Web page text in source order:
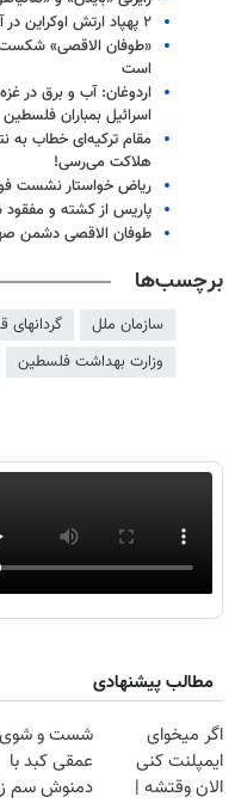
۲ پهپاد ارتش اوکراین در آسمان «بریانسک» روسیه منهدم شد
«طوفان الاقصی» شکست
است
اردوغان: آب و برق در
اسرائیل بمباران
مقام ترکیه‌ای خطاب به
هلاکت می‌رسی!
ریاض خواستار نشست
پاریس از کشته و مفقود شدن ۲۸ صهیونیست
طوفان الاقصی دشمن
برچسب‌ها
سازمان ملل گردانهای
وزارت بهداشت فلسطین
مطالب پیشنهادی
اگر میخوای
ایمپلنت کنی
الان وقتشه |
شست و شوی
عمقی کبد با
دمنوش سم